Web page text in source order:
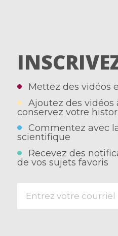
Mettez des vidéos
Ajoutez des vidéos
conservez votre
Commentez avec
scientifique
Recevez des
de vos sujets favoris